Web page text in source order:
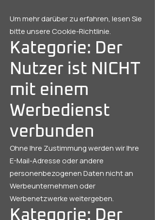
Um mehr darüber zu erfahren, lesen Sie
bitte unsere Cookie-Richtlinie.
Kategorie: Der
Nutzer ist NICHT
mit einem
Werbedienst
verbunden
Ohne Ihre Zustimmung werden wir Ihre
E-Mail-Adresse oder andere
personenbezogenen Daten nicht an
Werbeunternehmen oder
Werbenetzwerke weitergeben.
Kategorie: Der